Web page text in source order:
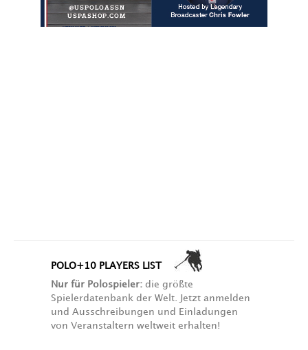
POLO+10 PLAYERS LIST
Nur für Polospieler: die größte
Spielerdatenbank der Welt. Jetzt anmelden
und Ausschreibungen und Einladungen
von Veranstaltern weltweit erhalten!